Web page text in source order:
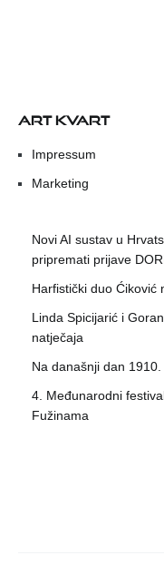
ART KVART
Impressum
Marketing
Novi AI sustav u
pripremati prijave
Harfistički duo Ćiković
Linda Spicijarić i
natječaja
Na današnji dan
4. Međunarodni
Fužinama